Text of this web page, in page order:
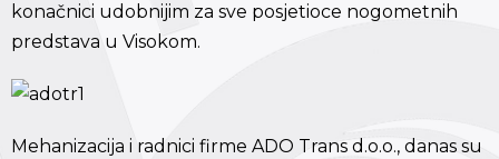
konačnici udobnijim za sve posjetioce nogometnih
predstava u Visokom.
Mehanizacija i radnici firme ADO Trans d.o.o., danas su